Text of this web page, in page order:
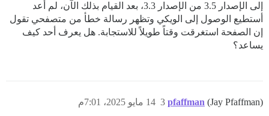
إلى الإصدار 3.5 من الإصدار 3.3، بعد القيام بذلك الآن، لم أعد
أستطيع الوصول إلى الويكي وتظهر رسالة خطأ من متصفحي تقول
إن الصفحة استغرقت وقتاً طويلاً للاستجابة. هل يعرف أحد كيف
يساعد؟
pfaffman (Jay Pfaffman) 14 مايو 2025، 7:01م 3